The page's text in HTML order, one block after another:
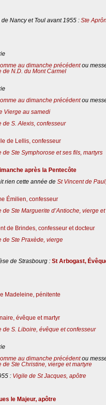
Nancy et Toul avant 1955 : Ste
au dimanche précédentou
de N.D. du Mont Carmel
au dimanche précédentou
Vierge au samedi
de S. Alexis, confesseur
de Lellis, confesseur
de Ste Symphorose et ses fils, martyrs
après la Pentecôte
rien cette année de St Vincent de
Émilien, confesseur
de Ste Marguerite d’Antioche, vierge
de Brindes, confesseur et docteur
de Ste Praxède, vierge
de Strasbourg : St Arbogast,
Madeleine, pénitente
évêque et martyr
de S. Liboire, évêque et confesseur
au dimanche précédentou
de Ste Christine, vierge et martyre
: Vigile de St Jacques, apôtre
le Majeur, apôtre